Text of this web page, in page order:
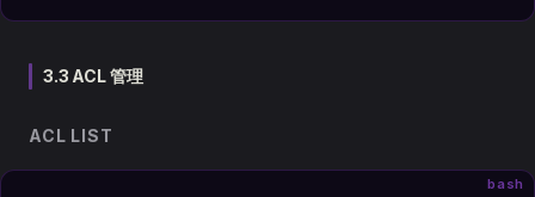
3.3 ACL 管理
ACL LIST
bash